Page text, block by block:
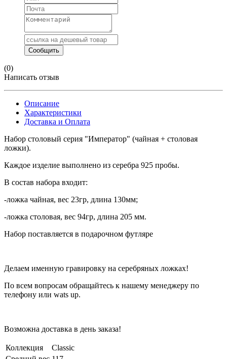
(0)
Написать отзыв
Описание
Характеристики
Доставка и Оплата
Набор столовый серия "Император" (чайная + столовая
ложки).
Каждое изделие выполнено из серебра 925 пробы.
В состав набора входит:
-ложка чайная, вес 23гр, длина 130мм;
-ложка столовая, вес 94гр, длина 205 мм.
Набор поставляется в подарочном футляре
Делаем именную гравировку на серебряных ложках!
По всем вопросам обращайтесь к нашему менеджеру по
телефону или wats up.
Возможна доставка в день заказа!
Коллекция
Classic